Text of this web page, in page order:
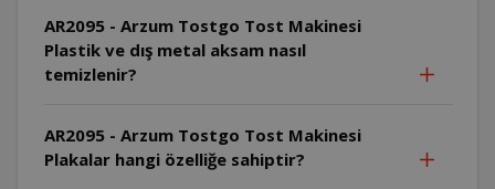
AR2095 - Arzum Tostgo Tost Makinesi
Plastik ve dış metal aksam nasıl
temizlenir?
AR2095 - Arzum Tostgo Tost Makinesi
Plakalar hangi özelliğe sahiptir?